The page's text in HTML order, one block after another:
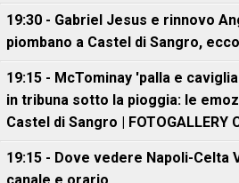
19:30 - Gabriel Jesus e rinnovo
piombano a Castel di Sangro,
19:15 - McTominay 'palla e
in tribuna sotto la pioggia: le
Castel di Sangro | FOTOGALLERY
19:15 - Dove vedere Napoli-Celta